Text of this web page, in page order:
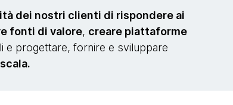
dei nostri clienti di rispondere ai
fonti di valore, creare piattaforme
e progettare, fornire e sviluppare